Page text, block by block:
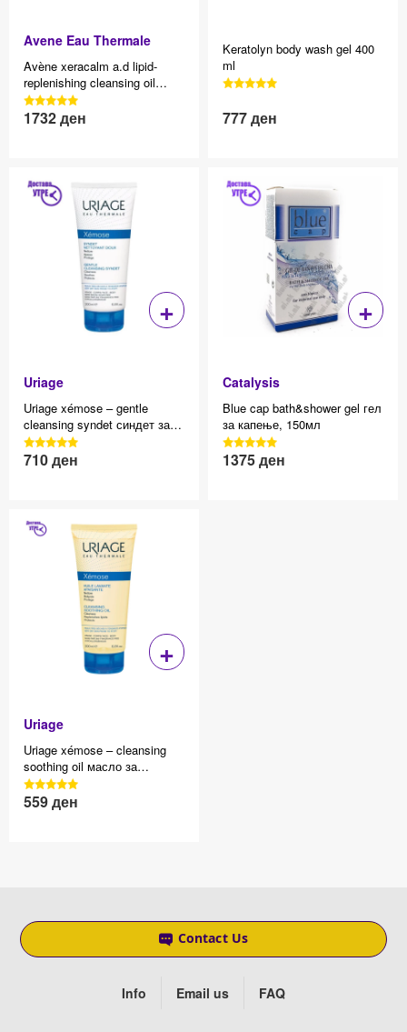
Avene Eau Thermale
Avène xeracalm a.d lipid-
replenishing cleansing oil
релипидирачко масло за
капење за атопична и сува
кожа, 400ml
3040 Reviews, 4.7 average
star rating
Effective price 12.83
1732ден
Keratolyn body wash gel 400
ml
3040 Reviews, 4.7 average
Effective price 12.83
777ден
+
Uriage
Uriage xémose – gentle
cleansing syndet синдет за
бањање, 200 ml
3040 Reviews, 4.7 average
star rating
Effective price 12.83
710ден
+
Catalysis
Blue cap bath&shower gel гел
за капење, 150мл
3040 Reviews, 4.7 average
star rating
Effective price 12.83
1375ден
+
Uriage
Uriage xémose – cleansing
soothing oil масло за
бањање, 200 ml
3040 Reviews, 4.7 average
star rating
Effective price 12.83
559ден
Info Email us FAQ
Contact Us